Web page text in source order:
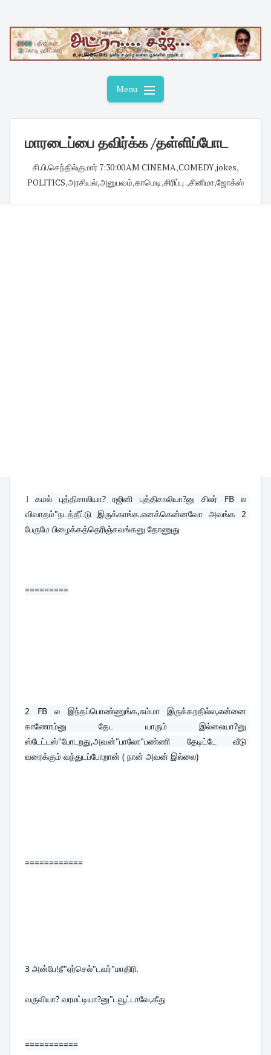
content
Menu
மாரடைப்பை தவிர்க்க /தள்ளிப்போட
சி.பி.செந்தில்குமார்· 7:30:00 AM CINEMA,COMEDY,jokes,
POLITICS,அரசியல்,அனுபவம்,காமெடி,சிரிப்பு .,சினிமா,ஜோக்ஸ்
1கமல் புத்திசாலியா? ரஜினி புத்திசாலியா?னு சிலர் FB ல
விவாதம்"நடத்தீட்டு இருக்காங்க.எனக்கென்னவோ அவங்க 2
பேருமே பிழைக்கத்தெரிஞ்சவங்கனு தோணுது
=========
2 FB ல இந்தப்பொண்ணுங்க,சும்மா இருக்கறதில்ல,என்னை
காணோம்னு தேட யாரும் இல்லையா?னு
ஸ்டேட்டஸ்"போடறது,அவன்"பாலோ"பண்ணி தேடிட்டே வீடு
வரைக்கும் வந்துடப்போறான் ( நான் அவன் இல்லை)
============
3 அன்பே!நீ"ஏர்செல்"டவர்"மாதிரி.
வருவியா? வரமட்டியா?னு"டவூட்டாவே,கீது
===========